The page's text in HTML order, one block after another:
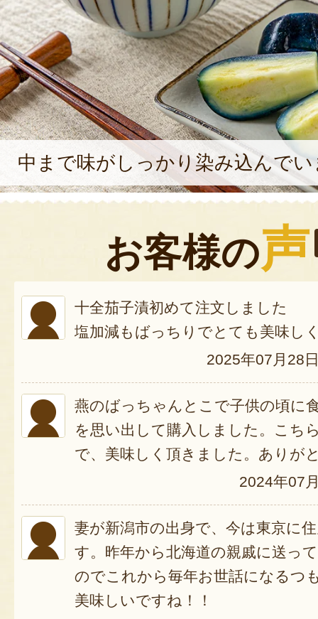
中まで味がしっかり染み込んでい
お客様の声
十全茄子漬初めて注文しました
塩加減もばっちりでとても美味し
2025年07月28
燕のばっちゃんとこで子供の頃に
を思い出して購入しました。こち
で、美味しく頂きました。ありが
2024年07
妻が新潟市の出身で、今は東京に
す。昨年から北海道の親戚に送っ
のでこれから毎年お世話になるつ
美味しいですね！！